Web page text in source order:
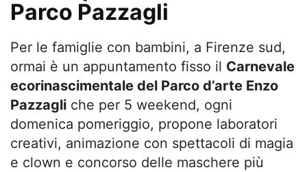
Parco Pazzagli
Per le famiglie con bambini, a Firenze sud,
ormai è un appuntamento fisso il Carnevale
ecorinascimentale del Parco d’arte Enzo
Pazzagli che per 5 weekend, ogni
domenica pomeriggio, propone laboratori
creativi, animazione con spettacoli di magia
e clown e concorso delle maschere più